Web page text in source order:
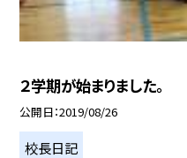
２学期が始まりました。
公開日 2019/08/26
校長日記